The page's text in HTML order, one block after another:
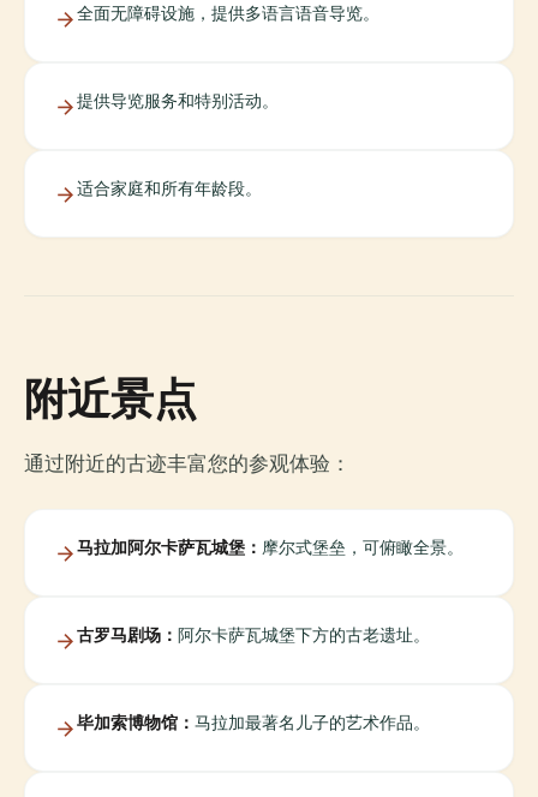
全面无障碍设施，提供多语言语音导览。
提供导览服务和特别活动。
适合家庭和所有年龄段。
附近景点
通过附近的古迹丰富您的参观体验：
马拉加阿尔卡萨瓦城堡： 摩尔式堡垒，可俯瞰全景。
古罗马剧场： 阿尔卡萨瓦城堡下方的古老遗址。
毕加索博物馆： 马拉加最著名儿子的艺术作品。